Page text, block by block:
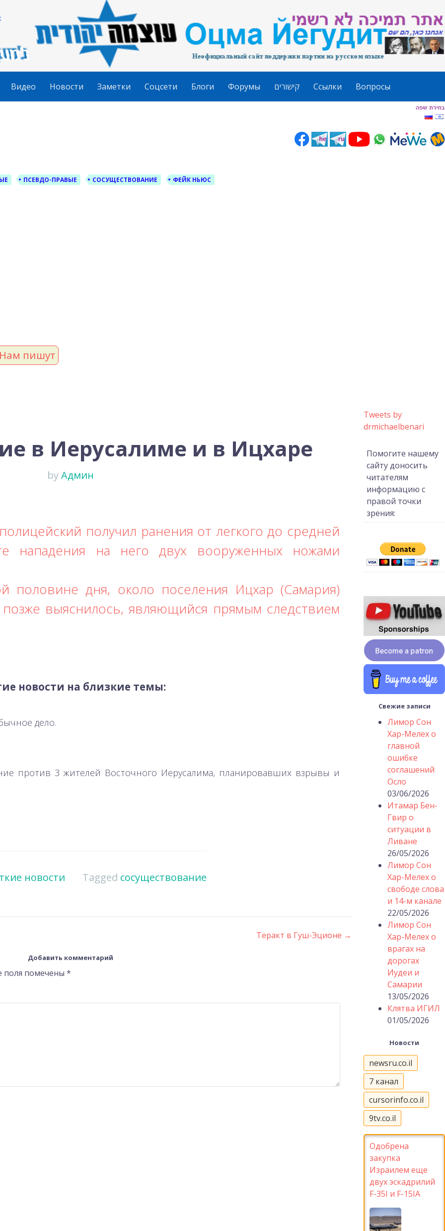
Видео Новости Заметки Соцсети Блоги Форумы קישורים Ссылки Вопросы
ПСЕВДО-ПРАВЫЕ СОСУЩЕСТВОВАНИЕ ФЕЙК НЬЮС
Нам пишут
в Иерусалиме и в Ицхаре
byАдмин
получил ранения от легкого до средней
нападения на него двух вооруженных ножами
половине дня, около поселения Ицхар (Самария)
выяснилось, являющийся прямым следствием
новости на близкие темы:
дело.
против 3 жителей Восточного Иерусалима, планировавших взрывы и
новости Tagged сосуществование
Теракт в Гуш-Эционе →
Добавить комментарий
поля помечены *
Tweets by
drmichaelbenari
Помогите нашему
сайту доносить
читателям
информацию с
правой точки
зрения:
Свежие записи
Лимор Сон
Хар-Мелех о
главной
ошибке
соглашений
Осло
03/06/2026
Итамар Бен-
Гвир о
ситуации в
Ливане
26/05/2026
Лимор Сон
Хар-Мелех о
свободе слова
и 14-м канале
22/05/2026
Лимор Сон
Хар-Мелех о
врагах на
дорогах
Иудеи и
Самарии
13/05/2026
Клятва ИГИЛ
01/05/2026
Новости
newsru.co.il
7 канал
cursorinfo.co.il
9tv.co.il
Одобрена
закупка
Израилем еще
двух эскадрилий
F-35I и F-15IA